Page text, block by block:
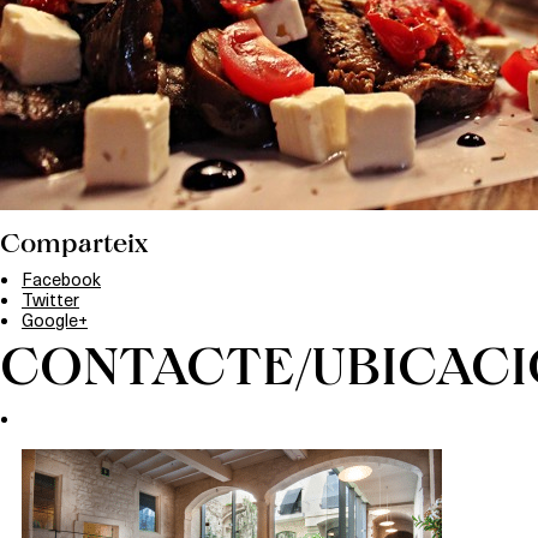
Comparteix
Facebook
Twitter
Google+
CONTACTE/